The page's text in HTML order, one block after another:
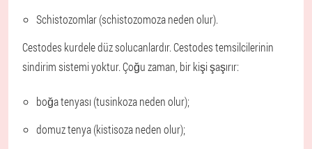
Schistozomlar (schistozomoza neden olur).
Cestodes kurdele düz solucanlardır. Cestodes temsilcilerinin
sindirim sistemi yoktur. Çoğu zaman, bir kişi şaşırır:
boğa tenyası (tusinkoza neden olur);
domuz tenya (kistisoza neden olur);